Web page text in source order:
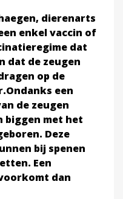
dierenarts
enkel vaccin of
dat
dat de zeugen
op de
een
de zeugen
biggen met het
Deze
bij spenen
Een
dan